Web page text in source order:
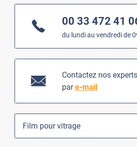
00 33 472 41
du lundi au vendredi de
Contactez nos experts
pare-mail
Film pour vitrage